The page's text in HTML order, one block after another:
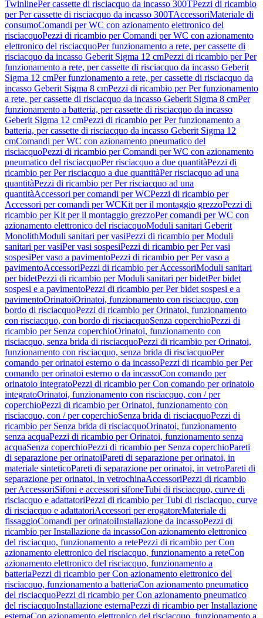
TwinlinePer cassette di risciacquo da incasso 300TPezzi di ricambio
per Per cassette di risciacquo da incasso 300TAccessoriMateriale di
consumoComandi per WC con azionamento elettronico del
risciacquoPezzi di ricambio per Comandi per WC con azionamento
elettronico del risciacquoPer funzionamento a rete, per cassette di
risciacquo da incasso Geberit Sigma 12 cmPezzi di ricambio per Per
funzionamento a rete, per cassette di risciacquo da incasso Geberit
Sigma 12 cmPer funzionamento a rete, per cassette di risciacquo da
incasso Geberit Sigma 8 cmPezzi di ricambio per Per funzionamento
a rete, per cassette di risciacquo da incasso Geberit Sigma 8 cmPer
funzionamento a batteria, per cassette di risciacquo da incasso
Geberit Sigma 12 cmPezzi di ricambio per Per funzionamento a
batteria, per cassette di risciacquo da incasso Geberit Sigma 12
cmComandi per WC con azionamento pneumatico del
risciacquoPezzi di ricambio per Comandi per WC con azionamento
pneumatico del risciacquoPer risciacquo a due quantitàPezzi di
ricambio per Per risciacquo a due quantitàPer risciacquo ad una
quantitàPezzi di ricambio per Per risciacquo ad una
quantitàAccessori per comandi per WCPezzi di ricambio per
Accessori per comandi per WCKit per il montaggio grezzoPezzi di
ricambio per Kit per il montaggio grezzoPer comandi per WC con
azionamento elettronico del risciacquoModuli sanitari Geberit
MonolithModuli sanitari per vasiPezzi di ricambio per Moduli
sanitari per vasiPer vasi sospesiPezzi di ricambio per Per vasi
sospesiPer vaso a pavimentoPezzi di ricambio per Per vaso a
pavimentoAccessoriPezzi di ricambio per AccessoriModuli sanitari
per bidetPezzi di ricambio per Moduli sanitari per bidetPer bidet
sospesi e a pavimentoPezzi di ricambio per Per bidet sospesi e a
pavimentoOrinatoiOrinatoi, funzionamento con risciacquo, con
bordo di risciacquoPezzi di ricambio per Orinatoi, funzionamento
con risciacquo, con bordo di risciacquoSenza coperchioPezzi di
ricambio per Senza coperchioOrinatoi, funzionamento con
risciacquo, senza brida di risciacquoPezzi di ricambio per Orinatoi,
funzionamento con risciacquo, senza brida di risciacquoPer
comando per orinatoi esterno o da incassoPezzi di ricambio per Per
comando per orinatoi esterno o da incassoCon comando per
orinatoio integratoPezzi di ricambio per Con comando per orinatoio
integratoOrinatoi, funzionamento con risciacquo, con / per
coperchioPezzi di ricambio per Orinatoi, funzionamento con
risciacquo, con / per coperchioSenza brida di risciacquoPezzi di
ricambio per Senza brida di risciacquoOrinatoi, funzionamento
senza acquaPezzi di ricambio per Orinatoi, funzionamento senza
acquaSenza coperchioPezzi di ricambio per Senza coperchioPareti
di separazione per orinatoiPareti di separazione per orinatoi, in
materiale sinteticoPareti di separazione per orinatoi, in vetroPareti di
separazione per orinatoi, in vetrochinaAccessoriPezzi di ricambio
per AccessoriSifoni e accessori sifoneTubi di risciacquo, curve di
risciacquo e adattatoriPezzi di ricambio per Tubi di risciacquo, curve
di risciacquo e adattatoriAccessori per erogatoreMateriale di
fissaggioComandi per orinatoiInstallazione da incassoPezzi di
ricambio per Installazione da incassoCon azionamento elettronico
del risciacquo, funzionamento a retePezzi di ricambio per Con
azionamento elettronico del risciacquo, funzionamento a reteCon
azionamento elettronico del risciacquo, funzionamento a
batteriaPezzi di ricambio per Con azionamento elettronico del
risciacquo, funzionamento a batteriaCon azionamento pneumatico
del risciacquoPezzi di ricambio per Con azionamento pneumatico
del risciacquoInstallazione esternaPezzi di ricambio per Installazione
esternaCon azionamento elettronico del risciacquo, funzionamento a